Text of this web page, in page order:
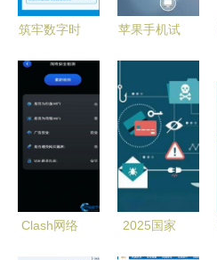
筑牢数字时
一文读懂网
络安全与国
家、人民安
全的关系及
键
苹果手机试
捷背后的网
络与信息安
全考量
Clash网络
2025国家